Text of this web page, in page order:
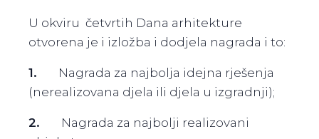
U okviru četvrtih Dana arhitekture
otvorena je i izložba i dodjela nagrada i to:
1. Nagrada za najbolja idejna rješenja
(nerealizovana djela ili djela u izgradnji);
2. Nagrada za najbolji realizovani